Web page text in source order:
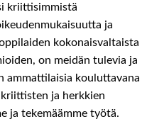
kriittisimmistä
ja
kokonaisvaltaista
on meidän tulevia ja
ammattilaisia kouluttavana
ja herkkien
ja tekemäämme työtä.